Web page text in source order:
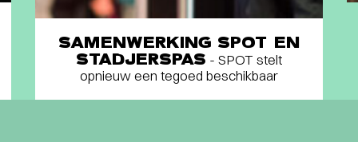
SAMENWERKING SPOT EN
STADJERSPAS - SPOT stelt
opnieuw een tegoed beschikbaar